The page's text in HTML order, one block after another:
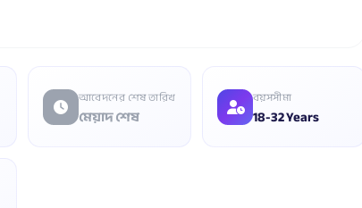
আবেদনের শেষ তারিখ
মেয়াদ শেষ
বয়সসীমা
18-32 Years